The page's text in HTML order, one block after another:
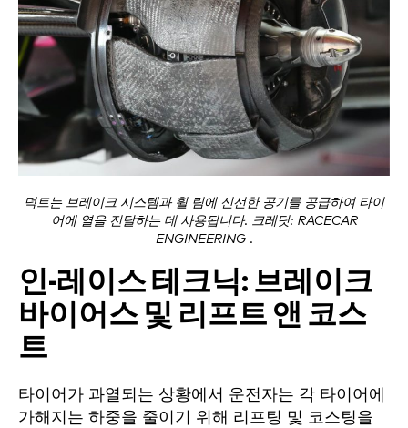
덕트는 브레이크 시스템과 휠 림에 신선한 공기를 공급하여 타이
어에 열을 전달하는 데 사용됩니다. 크레딧: RACECAR
ENGINEERING .
인-레이스 테크닉: 브레이크
바이어스 및 리프트 앤 코스
트
타이어가 과열되는 상황에서 운전자는 각 타이어에
가해지는 하중을 줄이기 위해 리프팅 및 코스팅을